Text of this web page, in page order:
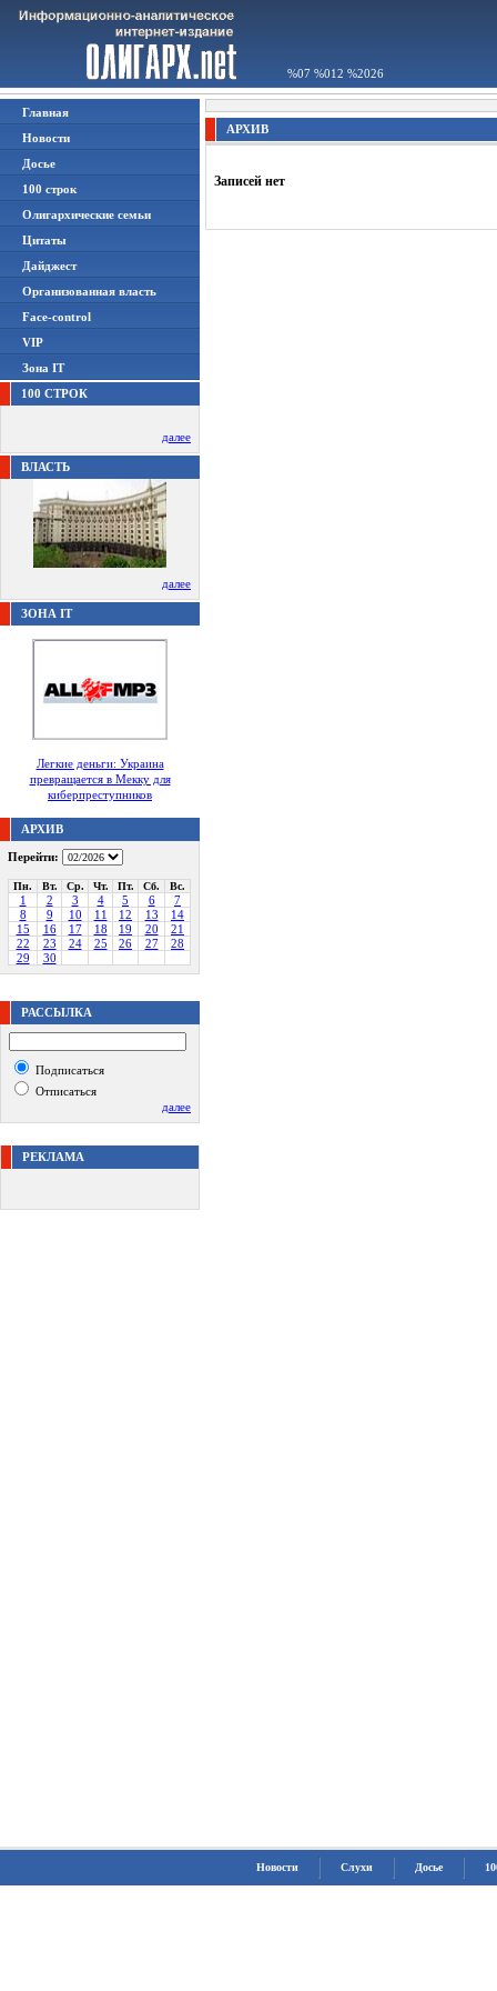
%07 %012 %2026
Главная
Новости
Досье
100 строк
Олигархические семьи
Цитаты
Дайджест
Организованная власть
Face-control
VIP
Зона IT
100 СТРОК
далее
ВЛАСТЬ
далее
ЗОНА IT
Легкие деньги: Украина
превращается в Мекку для
киберпреступников
АРХИВ
Перейти:
Пн. Вт. Ср. Чт. Пт. Сб. Вс.
1 2 3 4 5 6
7
8
9 10 11 12 13
14
15
16 17 18 19 20
21
22
23 24 25 26 27
28
29
30
РАССЫЛКА
Подписаться
Отписаться
далее
РЕКЛАМА
АРХИВ
Записей нет
Новости Слухи Досье